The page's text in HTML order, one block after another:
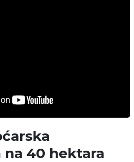
na 40 hektara